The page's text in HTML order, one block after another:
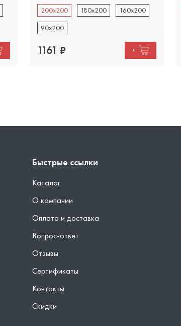
200x200 180x200
160x200
90x200
1161 ₽ +
Быстрые ссылки
Каталог
О компании
Оплата и доставка
Вопрос-ответ
Отзывы
Сертификаты
Контакты
Скидки